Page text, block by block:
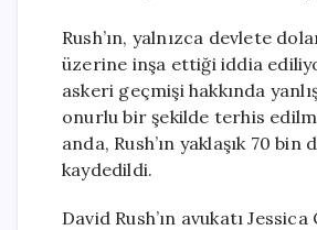
Rush’ın, yalnızca devlete
üzerine inşa ettiği iddia
askeri geçmişi hakkında
onurlu bir şekilde terhis
anda, Rush’ın yaklaşık 70
kaydedildi.
David Rush’ın avukatı